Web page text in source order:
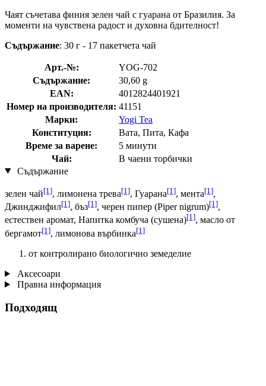
Чаят съчетава финия зелен чай с гуарана от Бразилия. За
моменти на чувствена радост и духовна бдителност!
Съдържание: 30 г - 17 пакетчета чай
Арт.-№:
YOG-702
Съдържание:
30,60 g
EAN:
4012824401921
Номер на производителя: 41151
Марки:
Yogi Tea
Конституция:
Вата, Пита, Кафа
Време за варене:
5 минути
Чай:
В чаени торбички
Съдържание
зелен чай[1], лимонена трева[1], Гуарана[1], мента[1],
Джинджифил[1], бъз[1], черен пипер (Piper nigrum)[1],
естествен аромат, Напитка комбуча (сушена)[1], масло от
бергамот[1], лимонова върбинка[1]
от контролирано биологично земеделие
Аксесоари
Правна информация
Подходящ